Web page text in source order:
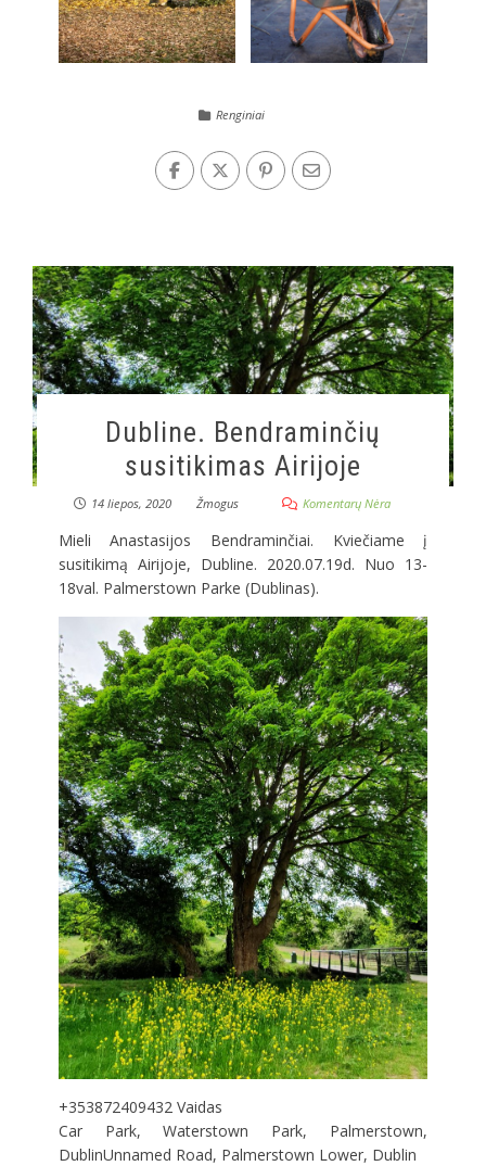
Renginiai
Dubline. Bendraminčių
susitikimas Airijoje
14 liepos, 2020 Žmogus Komentarų Nėra
Mieli Anastasijos Bendraminčiai. Kviečiame į
susitikimą Airijoje, Dubline. 2020.07.19d. Nuo 13-
18val. Palmerstown Parke (Dublinas).
+353872409432 Vaidas
Car Park, Waterstown Park, Palmerstown,
DublinUnnamed Road, Palmerstown Lower, Dublin